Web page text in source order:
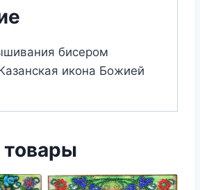
бисером
икона Божией